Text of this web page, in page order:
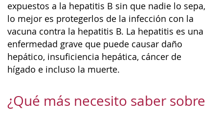
expuestos a la hepatitis B sin que nadie lo sepa,
lo mejor es protegerlos de la infección con la
vacuna contra la hepatitis B. La hepatitis es una
enfermedad grave que puede causar daño
hepático, insuficiencia hepática, cáncer de
hígado e incluso la muerte.
¿Qué más necesito saber sobre